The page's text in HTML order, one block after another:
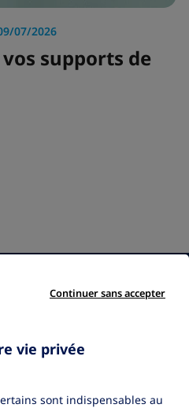
07/2026
supports de
Démarche qualité
Gestion des cookies
Accessibilité
vie privée
sont indispensables au
Continuer sans accepter